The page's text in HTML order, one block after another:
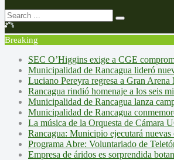
Breaking
SEC O’Higgins exige a CGE
Municipalidad de Rancagua lideró
Luciano Pereyra regresa a Gran
Rancagua rindió homenaje a los seis
Municipalidad de Rancagua lanza
Municipalidad de Rancagua
La música de la Orquesta de Cámara
Rancagua: Municipio ejecutará
Programa Abre: Voluntariado de
Empresa de áridos es sorprendida